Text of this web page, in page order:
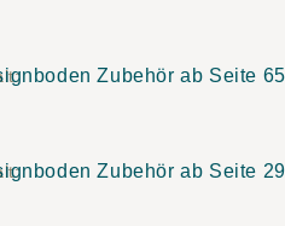
Zubehör ab Seite 65
Zubehör ab Seite 29